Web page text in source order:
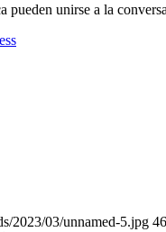
pueden unirse a la
2023/03/unnamed-5.jpg